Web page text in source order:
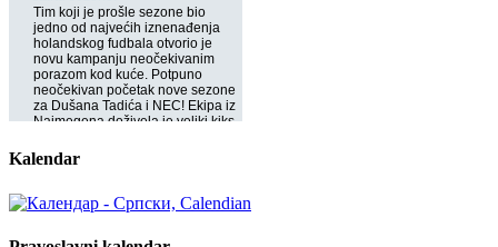
Kalendar